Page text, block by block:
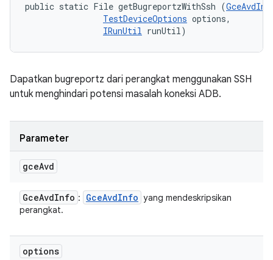
public static File getBugreportzWithSsh (
TestDeviceOptions options,
IRunUtil runUtil)
Dapatkan bugreportz dari perangkat menggunakan SSH
untuk menghindari potensi masalah koneksi ADB.
Parameter
gceAvd
GceAvdInfo : GceAvdInfo yang mendeskripsikan
perangkat.
options